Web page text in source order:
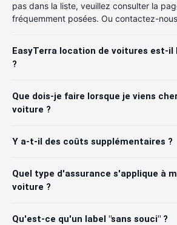
pas dans la liste, veuillez consulter la
fréquemment posées. Ou contactez-
EasyTerra location de voitures est-il
?
Que dois-je faire lorsque je viens
voiture ?
Y a-t-il des coûts supplémentaires ?
Quel type d'assurance s'applique à
voiture ?
Qu'est-ce qu'un label "sans souci" ?